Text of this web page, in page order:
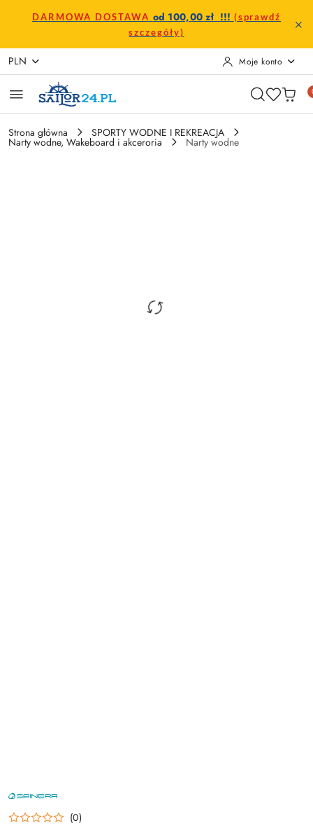
Przejdź do treści głównej
Przejdź do wyszukiwarki
Przejdź do moje konto
Przejdź do menu głównego
Przejdź do opisu produktu
Przejdź do stopki
DARMOWA DOSTAWA od 100,00 zł !!! (sprawdź
szczegóły)
PLN Moje konto
Strona główna SPORTY WODNE I REKREACJA
Narty wodne, Wakeboard i akceroria Narty wodne
NAZWA
PRODUCENTA:
SPINERA (0)